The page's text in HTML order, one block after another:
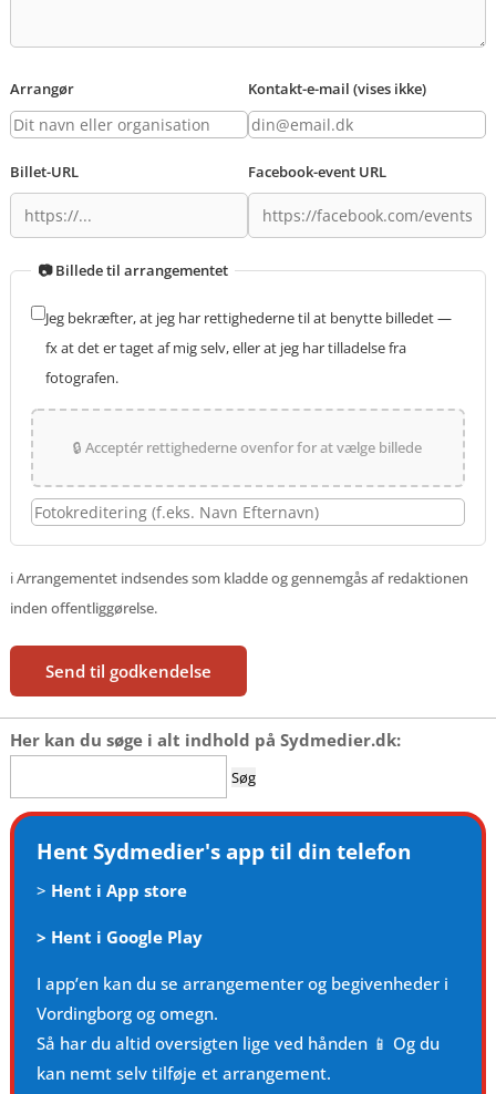
Arrangør Kontakt-e-mail (vises ikke)
Billet-URL Facebook-event URL
📷 Billede til arrangementet
Jeg bekræfter, at jeg har rettighederne til at benytte billedet —
fx at det er taget af mig selv, eller at jeg har tilladelse fra
fotografen.
🔒 Acceptér rettighederne ovenfor for at vælge billede
ℹ️ Arrangementet indsendes som kladde og gennemgås af redaktionen
inden offentliggørelse.
Send til godkendelse
Her kan du søge i alt indhold på Sydmedier.dk:
efter:
Hent Sydmedier's app til din telefon
> Hent i App store
> Hent i Google Play
I app’en kan du se arrangementer og begivenheder i
Vordingborg og omegn.
Så har du altid oversigten lige ved hånden 📱 Og du
kan nemt selv tilføje et arrangement.